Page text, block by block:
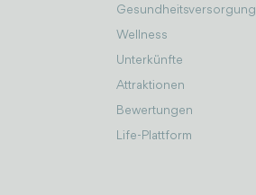
Gesundheitsversorgung
Wellness
Unterkünfte
Attraktionen
Bewertungen
Life-Plattform